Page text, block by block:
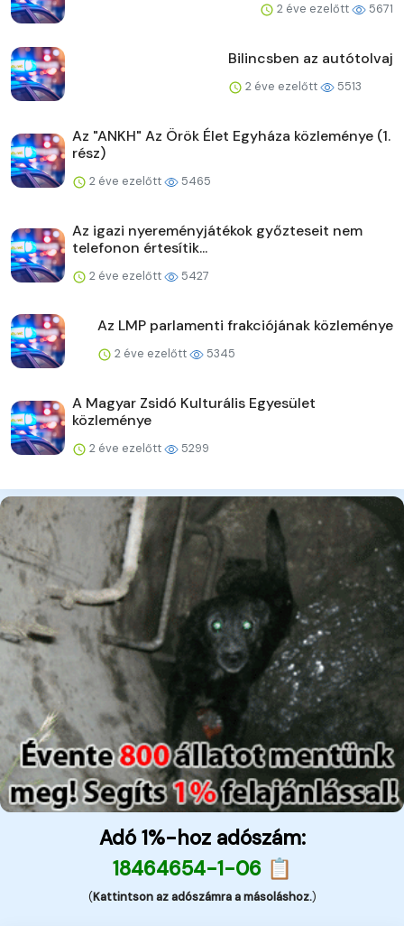
2 éve ezelőtt 5671
Bilincsben az autótolvaj
2 éve ezelőtt 5513
Az "ANKH" Az Örök Élet Egyháza közleménye (1.
rész)
2 éve ezelőtt 5465
Az igazi nyereményjátékok győzteseit nem
telefonon értesítik...
2 éve ezelőtt 5427
Az LMP parlamenti frakciójának közleménye
2 éve ezelőtt 5345
A Magyar Zsidó Kulturális Egyesület
közleménye
2 éve ezelőtt 5299
Adó 1%-hoz adószám:
18464654-1-06 📋
(Kattintson az adószámra a másoláshoz.)